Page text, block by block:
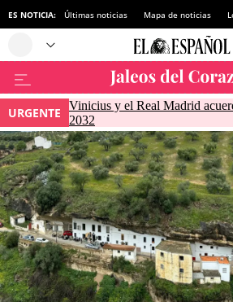
ES NOTICIA: Últimas noticias Mapa de noticias
URGENTE
Vinicius y el Real Madrid
2032